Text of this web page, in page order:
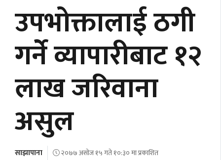
जीवनशैली
मनोरञ्जन/
साहित्य
अर्थ
अन्तरवार्ता
बहस
उपभोक्तालाई ठगी
गर्ने व्यापारीबाट १२
लाख जरिवाना
असुल
साझापाना २०७७ असोज १५ गते १०:३० मा प्रकाशित